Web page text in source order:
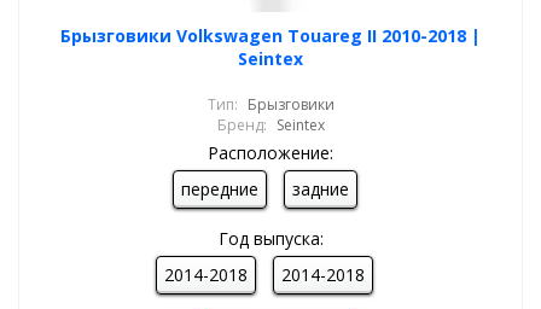
Брызговики Volkswagen Touareg II 2010-2018 |
Seintex
Тип: Брызговики
Бренд: Seintex
Расположение:
передние
задние
Год выпуска:
2014-2018
2014-2018